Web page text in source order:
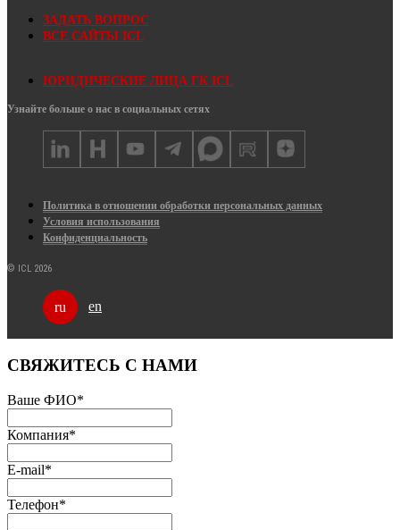
ЗАДАТЬ ВОПРОС
ВСЕ САЙТЫ ICL
ЮРИДИЧЕСКИЕ ЛИЦА ГК ICL
Узнайте больше о нас в социальных сетях
Политика в отношении обработки персональных данных
Условия использования
Конфиденциальность
© ICL 2026
ru en
СВЯЖИТЕСЬ С НАМИ
Ваше ФИО*
Компания*
E-mail*
Телефон*